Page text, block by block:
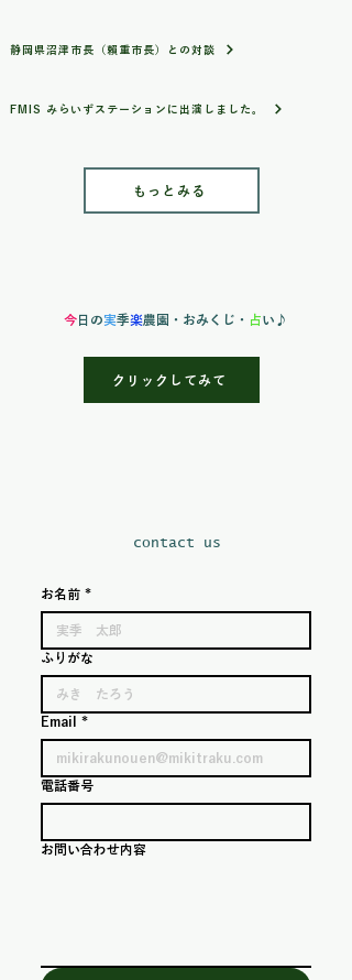
静岡県沼津市長（賴重市長）との対談
FMIS みらいずステーションに出演しました。
もっとみる
今日の実季楽農園 ・おみくじ・ 占い♪
クリックしてみて
​contact us
お名前 *
ふりがな
Email *
電話番号
お問い合わせ内容